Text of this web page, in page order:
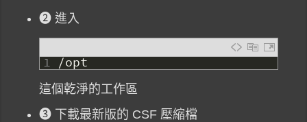
❷ 進入
1 /opt
這個乾淨的工作區
❸ 下載最新版的 CSF 壓縮檔